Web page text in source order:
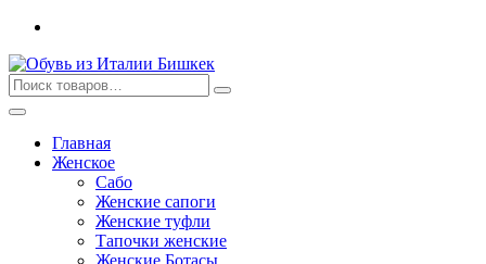
Перейти
содержимому
Главная
Женское
Сабо
Женские сапоги
Женские туфли
Тапочки женские
Женские Ботасы